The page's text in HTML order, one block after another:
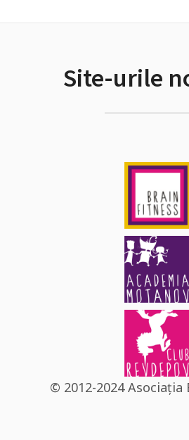
Site-urile
© 2012-2024 Asociația